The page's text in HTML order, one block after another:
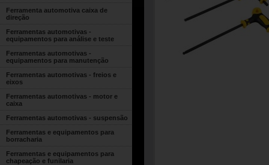
Ferramenta automotiva caixa de
direção
Ferramentas automotivas -
equipamentos para análise e teste
Ferramentas automotivas -
equipamentos para manutenção
Ferramentas automotivas - freios e
eixos
Ferramentas automotivas - motor e
caixa
Ferramentas automotivas - suspensão
Ferramentas e equipamentos para
borracharia
Ferramentas e equipamentos para
chapeação e funilaria